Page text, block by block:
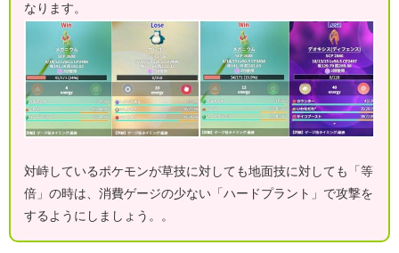
なります。
対峙しているポケモンが草技に対しても地面技に対しても「等
倍」の時は、消費ゲージの少ない「ハードプラント」で攻撃を
するようにしましょう。。